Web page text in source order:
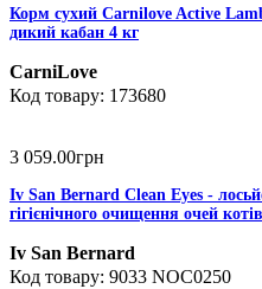
Корм сухий Carnilove Active
дикий кабан 4 кг
CarniLove
173680
3 059.00грн
Iv San Bernard Clean Eyes -
гігієнічного очищення очей
Iv San Bernard
9033 NOC0250